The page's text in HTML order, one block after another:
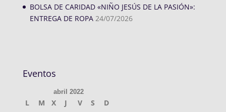
BOLSA DE CARIDAD «NIÑO JESÚS DE LA PASIÓN»:
ENTREGA DE ROPA 24/07/2026
Eventos
abril 2022
L M X J V S
D